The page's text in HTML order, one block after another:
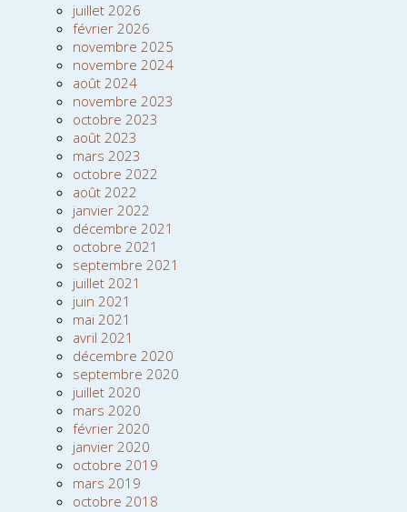
juillet 2026
février 2026
novembre 2025
novembre 2024
août 2024
novembre 2023
octobre 2023
août 2023
mars 2023
octobre 2022
août 2022
janvier 2022
décembre 2021
octobre 2021
septembre 2021
juillet 2021
juin 2021
mai 2021
avril 2021
décembre 2020
septembre 2020
juillet 2020
mars 2020
février 2020
janvier 2020
octobre 2019
mars 2019
octobre 2018